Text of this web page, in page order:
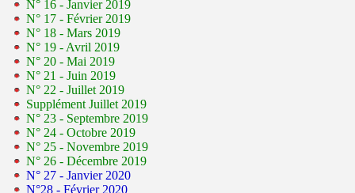
N° 16 - Janvier 2019
N° 17 - Février 2019
N° 18 - Mars 2019
N° 19 - Avril 2019
N° 20 - Mai 2019
N° 21 - Juin 2019
N° 22 - Juillet 2019
Supplément Juillet 2019
N° 23 - Septembre 2019
N° 24 - Octobre 2019
N° 25 - Novembre 2019
N° 26 - Décembre 2019
N° 27 - Janvier 2020
N°28 - Février 2020